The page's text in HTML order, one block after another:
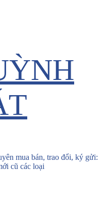
mua bán, trao đổi, ký gửi:
cũ các loại